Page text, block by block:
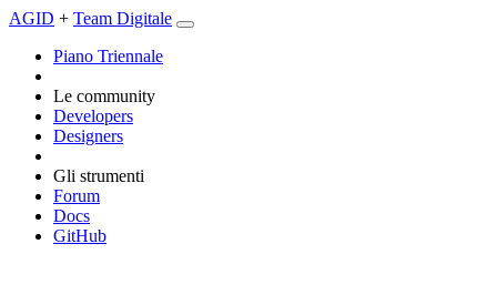
AGID + Team Digitale
Piano Triennale
Le community
Developers
Designers
Gli strumenti
Forum
Docs
GitHub